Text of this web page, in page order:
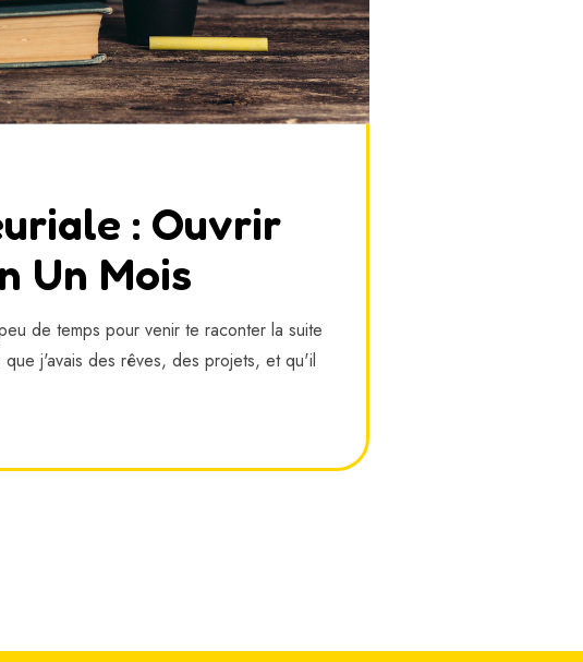
: Ouvrir
Un Mois
de temps pour venir te raconter la suite
j'avais des rêves, des projets, et qu'il